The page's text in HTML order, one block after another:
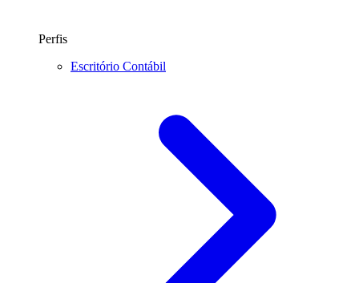
Perfis
Escritório Contábil